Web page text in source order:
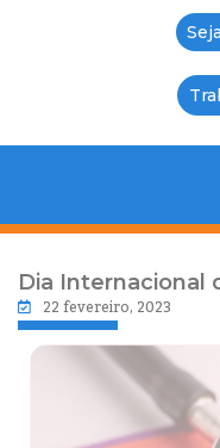
Dia Internacional
22 fevereiro, 2023